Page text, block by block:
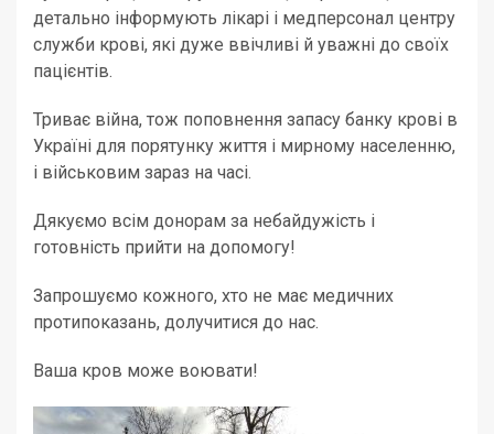
детально інформують лікарі і медперсонал центру
служби крові, які дуже ввічливі й уважні до своїх
пацієнтів.
Триває війна, тож поповнення запасу банку крові в
Україні для порятунку життя і мирному населенню,
і військовим зараз на часі.
Дякуємо всім донорам за небайдужість і
готовність прийти на допомогу!
Запрошуємо кожного, хто не має медичних
протипоказань, долучитися до нас.
Ваша кров може воювати!